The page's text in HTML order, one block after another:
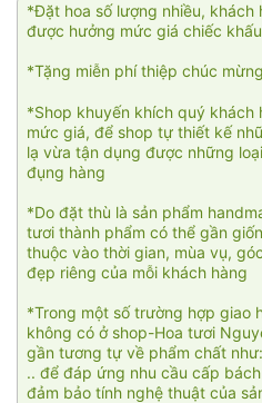
*Đặt hoa số lượng nhiều, khách
được hưởng mức giá chiếc
*Tặng miễn phí thiệp chúc
*Shop khuyến khích quý khách
mức giá, để shop tự thiết kế
lạ vừa tận dụng được những
đụng hàng
*Do đặt thù là sản phẩm
tươi thành phẩm có thể gần
thuộc vào thời gian, mùa vụ,
đẹp riêng của mỗi khách hàng
*Trong một số trường hợp giao
không có ở shop-Hoa tươi
gần tương tự về phẩm chất
.. để đáp ứng nhu cầu cấp
đảm bảo tính nghệ thuật của